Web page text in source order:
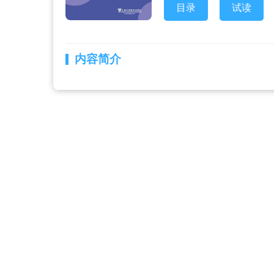
目录 试读
内容简介